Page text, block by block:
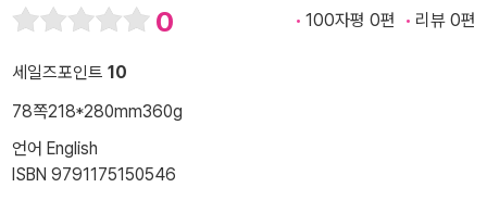
0 100자평 0편 리뷰 0편
세일즈포인트 10
78쪽218*280mm360g
언어 English
ISBN 9791175150546